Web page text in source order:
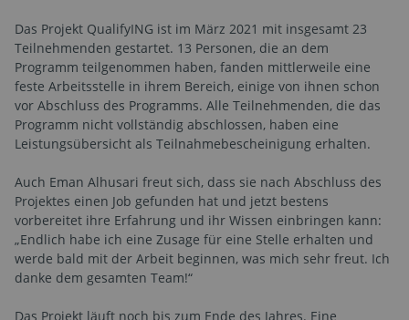
Das Projekt QualifyING ist im März 2021 mit insgesamt 23
Teilnehmenden gestartet. 13 Personen, die an dem
Programm teilgenommen haben, fanden mittlerweile eine
feste Arbeitsstelle in ihrem Bereich, einige von ihnen schon
vor Abschluss des Programms. Alle Teilnehmenden, die das
Programm nicht vollständig abschlossen, haben eine
Leistungsübersicht als Teilnahmebescheinigung erhalten.
Auch Eman Alhusari freut sich, dass sie nach Abschluss des
Projektes einen Job gefunden hat und jetzt bestens
vorbereitet ihre Erfahrung und ihr Wissen einbringen kann:
„Endlich habe ich eine Zusage für eine Stelle erhalten und
werde bald mit der Arbeit beginnen, was mich sehr freut. Ich
danke dem gesamten Team!“
Das Projekt läuft noch bis zum Ende des Jahres. Eine